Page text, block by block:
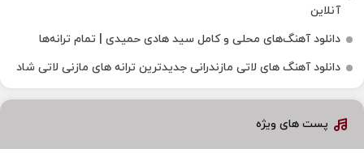
آنلاین
دانلود آهنگ‌های محلی و کامل سید هادی حمیدی | تمام ترانه‌ها
دانلود آهنگ‌ های لاتی مازندرانی جدیدترین ترانه های مازنی لاتی شاد
پست های ویژه